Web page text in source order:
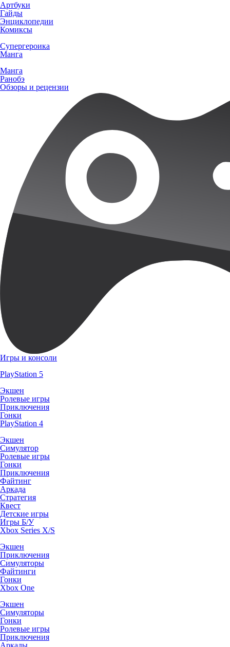
Артбуки
Гайды
Энциклопедии
Комиксы
Супергероика
Манга
Манга
Ранобэ
Обзоры и рецензии
Игры и консоли
PlayStation 5
Экшен
Ролевые игры
Приключения
Гонки
PlayStation 4
Экшен
Симулятор
Ролевые игры
Гонки
Приключения
Файтинг
Аркада
Стратегия
Квест
Детские игры
Игры Б/У
Xbox Series X/S
Экшен
Приключения
Симуляторы
Файтинги
Гонки
Xbox One
Экшен
Симуляторы
Гонки
Ролевые игры
Приключения
Аркады